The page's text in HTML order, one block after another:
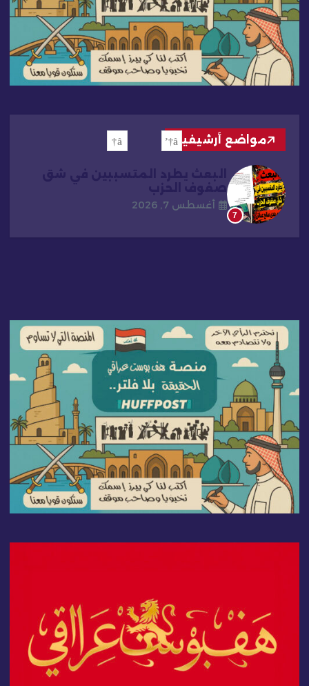
مواضع أرشيفية
7
أغسطس 7, 2026